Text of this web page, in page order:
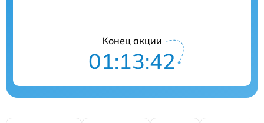
Конец акции
01:13:41